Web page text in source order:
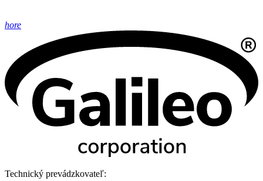
hore
Technický prevádzkovateľ: